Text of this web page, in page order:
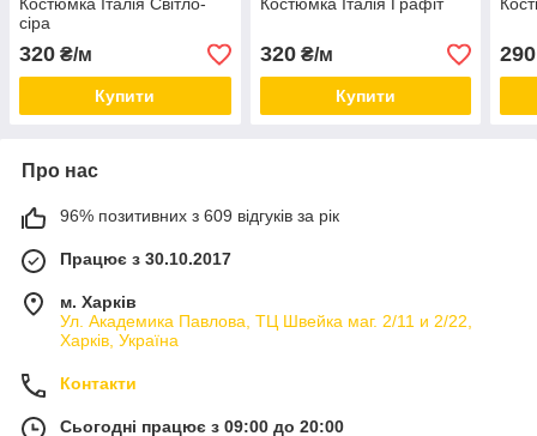
Костюмка Італія Світло-
сіра
320 ₴/м
Купити
Костюмка Італія Графіт
320₴/м
Купити
290
Про нас
96% позитивних з 609 відгуків за рік
Працює з 30.10.2017
м. Харків
Ул. Академика Павлова, ТЦ Швейка маг. 2/11 и 2/22,
Харків, Україна
Контакти
Сьогодні працює з 09:00 до 20:00